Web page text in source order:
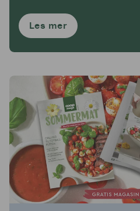
Les mer